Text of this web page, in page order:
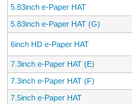
5.83inch e-Paper HAT
5.83inch e-Paper HAT (G)
6inch HD e-Paper HAT
7.3inch e-Paper HAT (E)
7.3inch e-Paper HAT (F)
7.5inch e-Paper HAT